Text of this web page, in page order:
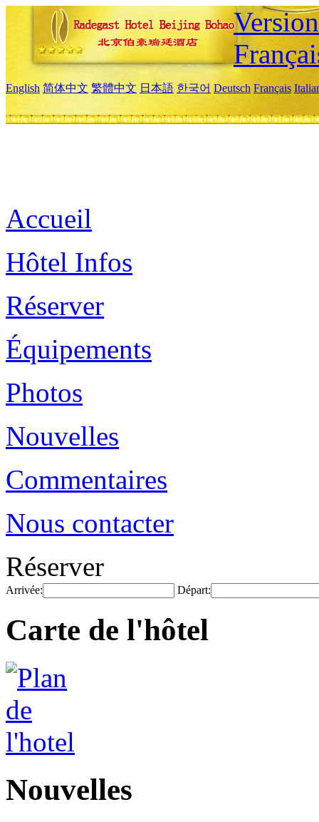
English 简体中文 繁體中文 日本語 한국어 Deutsch Français
Accueil
Hôtel Infos
Réserver
Équipements
Photos
Nouvelles
Commentaires
Nous contacter
Réserver
Arrivée: Départ:
Carte de l'hôtel
Nouvelles